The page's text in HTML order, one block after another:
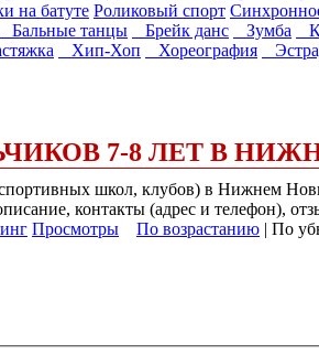
на батуте Роликовый спорт
Бальные танцы Брейк данс Зумба
Хип-Хоп Хореография
7-8 ЛЕТ В
школ, клубов) в Нижнем
контакты (адрес и телефон),
Просмотры По возрастанию | По